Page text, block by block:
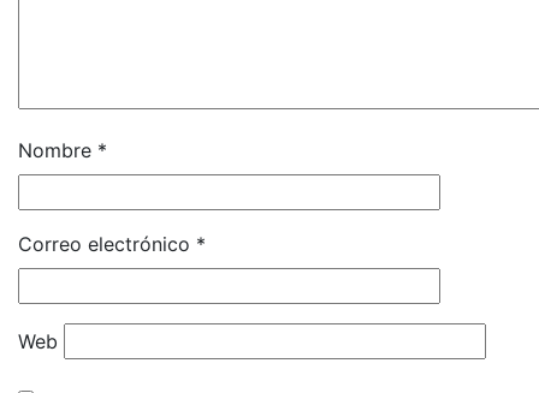
Nombre *
Correo electrónico *
Web